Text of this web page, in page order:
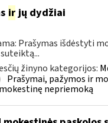
irjų dydžiai
Prašymas išdėstyti
žinyno kategorijos:
Prašymai, pažymos ir
nepriemoką